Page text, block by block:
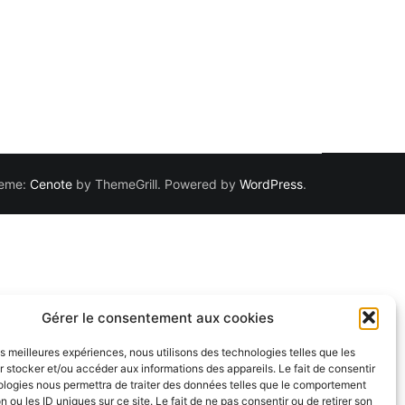
Gérer le consentement aux cookies
meilleures expériences, nous utilisons des technologies telles que les
stocker et/ou accéder aux informations des appareils. Le fait de consentir
nous permettra de traiter des données telles que le comportement
ou les ID uniques sur ce site. Le fait de ne pas consentir ou de retirer son
Cenote by ThemeGrill. Powered by WordPress.